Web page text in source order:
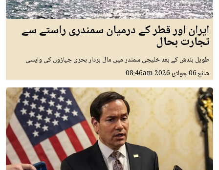
ایران اور قطر کے درمیان سمندری راستے سے
تجارت بحال
طویل بندش کے بعد خلیجی سمندر میں مال بردار بحری جہازوں کی واپسی
شائع06 جولائ 2026 08:46am